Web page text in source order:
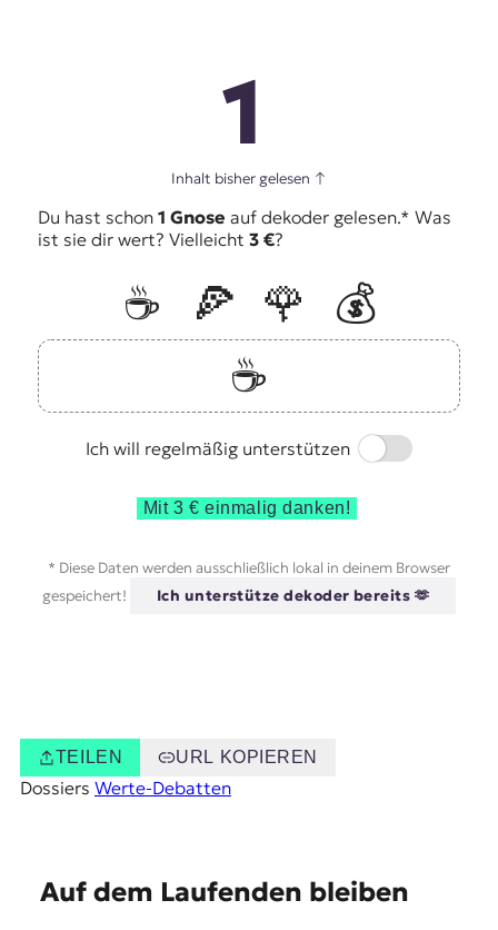
1
Inhalt bisher gelesen ↑
Du hast schon 1 Gnose auf dekoder gelesen.* Was
ist sie dir wert? Vielleicht 3 €?
☕️ 🍕 🌹
💰
☕️
Ich will regelmäßig unterstützen
Switch
Mit 3 € einmalig danken!
* Diese Daten werden ausschließlich lokal in deinem Browser
gespeichert!
Ich unterstütze dekoder bereits 🫶
TEILEN URL KOPIEREN
Dossiers Werte-Debatten
Auf dem Laufenden bleiben